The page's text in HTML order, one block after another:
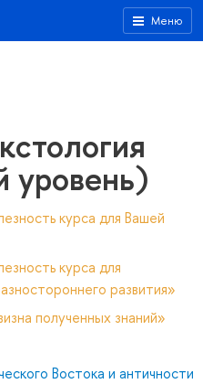
Меню
уровень)
курса для Вашей
курса для
развития»
полученных знаний»
Востока и античности